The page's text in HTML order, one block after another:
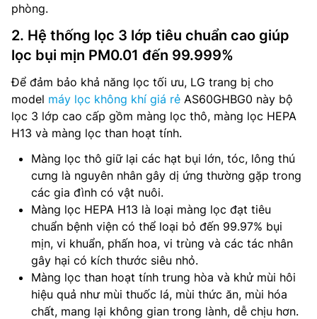
phòng.
2. Hệ thống lọc 3 lớp tiêu chuẩn cao giúp
lọc bụi mịn PM0.01 đến 99.999%
Để đảm bảo khả năng lọc tối ưu, LG trang bị cho
model máy lọc không khí giá rẻ AS60GHBG0 này bộ
lọc 3 lớp cao cấp gồm màng lọc thô, màng lọc HEPA
H13 và màng lọc than hoạt tính.
Màng lọc thô giữ lại các hạt bụi lớn, tóc, lông thú
cưng là nguyên nhân gây dị ứng thường gặp trong
các gia đình có vật nuôi.
Màng lọc HEPA H13 là loại màng lọc đạt tiêu
chuẩn bệnh viện có thể loại bỏ đến 99.97% bụi
mịn, vi khuẩn, phấn hoa, vi trùng và các tác nhân
gây hại có kích thước siêu nhỏ.
Màng lọc than hoạt tính trung hòa và khử mùi hôi
hiệu quả như mùi thuốc lá, mùi thức ăn, mùi hóa
chất, mang lại không gian trong lành, dễ chịu hơn.